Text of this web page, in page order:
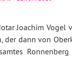
Joachim Vogel
der dann von